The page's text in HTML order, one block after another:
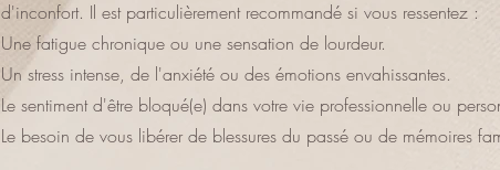
d'inconfort. Il est particulièrement recommandé si vous ressentez :
Une fatigue chronique ou une sensation de lourdeur.
Un stress intense, de l'anxiété ou des émotions envahissantes.
Le sentiment d'être bloqué(e) dans votre vie professionnelle ou
Le besoin de vous libérer de blessures du passé ou de mémoires